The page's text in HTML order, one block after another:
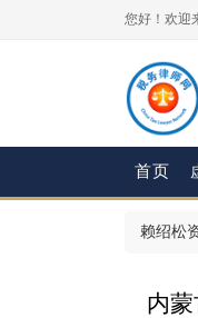
您好！欢迎
首页
赖绍松
内